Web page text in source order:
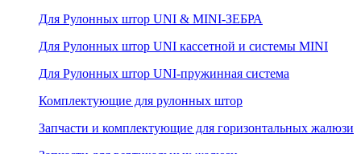
Для Рулонных штор UNI & MINI-ЗЕБРА
Для Рулонных штор UNI кассетной и системы MINI
Для Рулонных штор UNI-пружинная система
Комплектующие для рулонных штор
Запчасти и комплектующие для горизонтальных жалюзи